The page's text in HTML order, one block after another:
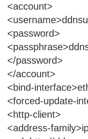
<account>
<password>
</password>
</account>
<bind-
<forced-update-
<http-client>
<address-